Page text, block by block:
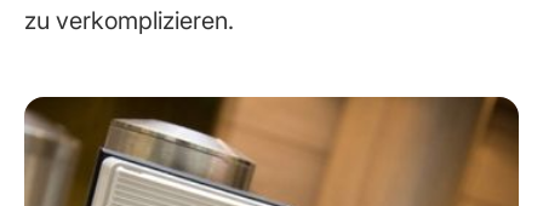
zu verkomplizieren.